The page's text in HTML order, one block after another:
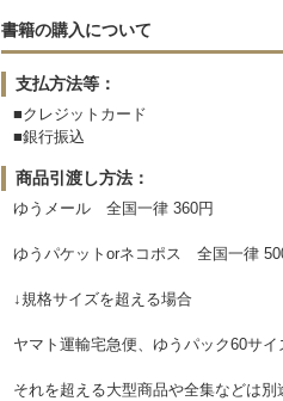
書籍の購入について
支払方法等：
■クレジットカード
■銀行振込
商品引渡し方法：
ゆうメール 全国一律 360円
ゆうパケットorネコポス 全国一律
↓規格サイズを超える場合
ヤマト運輸宅急便、ゆうパック60
それを超える大型商品や全集などは別